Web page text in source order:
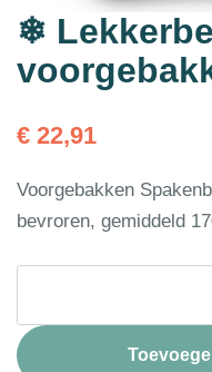
❄
€ 22,91
Voorgebakken
bevroren, gemiddeld
ambachtelijk
voorgebakken
1kg